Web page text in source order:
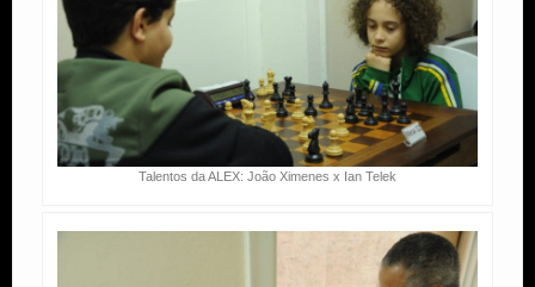
Talentos da ALEX: João Ximenes x Ian Telek